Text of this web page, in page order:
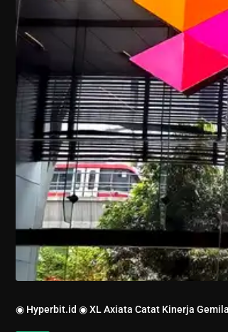
◉ Hyperbit.id ◉XL Axiata Catat Kinerja